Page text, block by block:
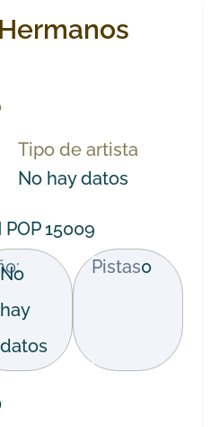
Tipo de artista
No hay datos
15009
No
hay
datos
Pistas0